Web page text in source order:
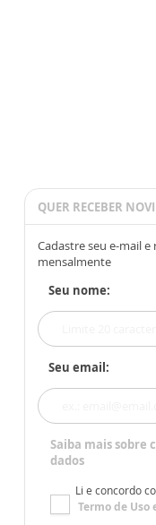
QUER RECEBER
Cadastre seu e-mail e
mensalmente
Seu nome:
Seu email:
Saiba mais sobre
dados
Li e concordo
Termo de Uso